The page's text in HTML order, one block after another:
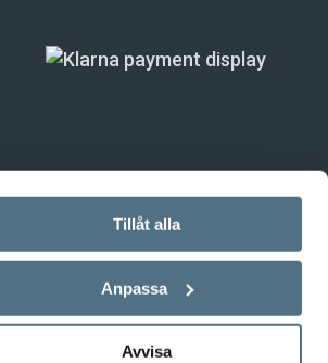
Tillåt alla
Anpassa
Avvisa